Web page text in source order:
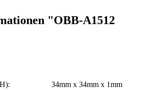
"OBB-A1512
34mm x 34mm x 1mm